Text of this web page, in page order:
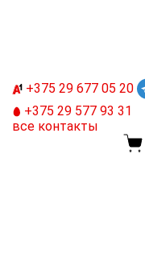
+375 29 677 05 20
+375 29 577 93 31
все контакты